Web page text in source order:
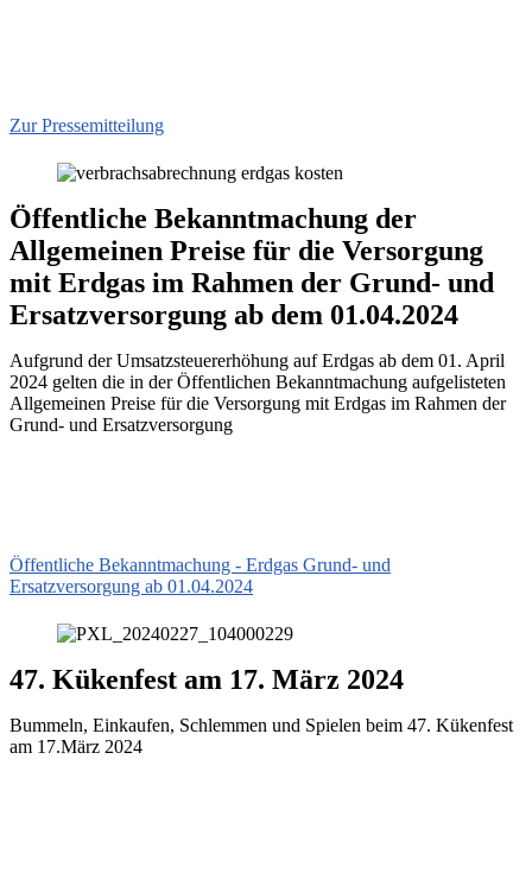
Zur Pressemitteilung
Öffentliche Bekanntmachung der
Allgemeinen Preise für die Versorgung
mit Erdgas im Rahmen der Grund- und
Ersatzversorgung ab dem 01.04.2024
Aufgrund der Umsatzsteuererhöhung auf Erdgas ab dem 01. April
2024 gelten die in der Öffentlichen Bekanntmachung aufgelisteten
Allgemeinen Preise für die Versorgung mit Erdgas im Rahmen der
Grund- und Ersatzversorgung
Öffentliche Bekanntmachung - Erdgas Grund- und
Ersatzversorgung ab 01.04.2024
47. Kükenfest am 17. März 2024
Bummeln, Einkaufen, Schlemmen und Spielen beim 47. Kükenfest
am 17.März 2024